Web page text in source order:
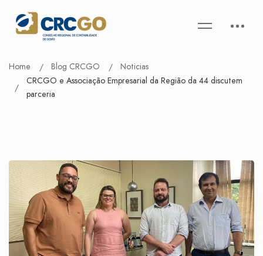
Home Blog CRCGO
Noticias
CRCGO e Associação Empresarial da Região da 44 discutem
parceria